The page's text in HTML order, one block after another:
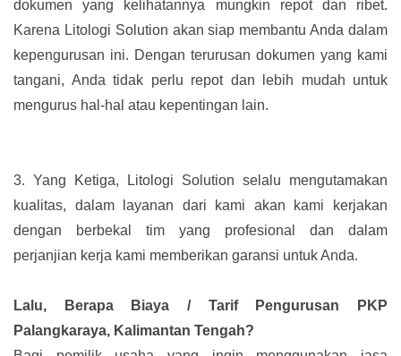
dokumen yang kelihatannya mungkin repot dan ribet.
Karena Litologi Solution akan siap membantu Anda dalam
kepengurusan ini. Dengan terurusan dokumen yang kami
tangani, Anda tidak perlu repot dan lebih mudah untuk
mengurus hal-hal atau kepentingan lain.
3. Yang Ketiga, Litologi Solution selalu mengutamakan
kualitas, dalam layanan dari kami akan kami kerjakan
dengan berbekal tim yang profesional dan dalam
perjanjian kerja kami memberikan garansi untuk Anda.
Lalu, Berapa Biaya / Tarif Pengurusan PKP
Palangkaraya, Kalimantan Tengah?